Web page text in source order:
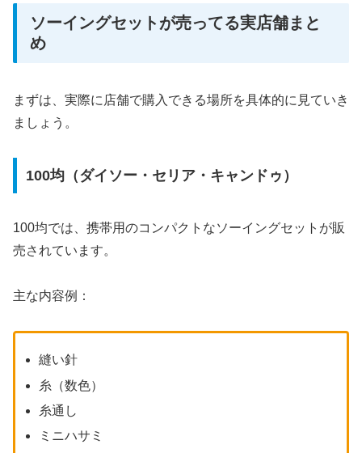
ソーイングセットが売ってる実店舗まと
め
まずは、実際に店舗で購入できる場所を具体的に見ていき
ましょう。
100均（ダイソー・セリア・キャンドゥ）
100均では、携帯用のコンパクトなソーイングセットが販
売されています。
主な内容例：
縫い針
糸（数色）
糸通し
ミニハサミ